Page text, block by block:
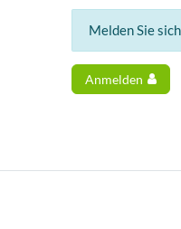
Melden Sie
Anmelden